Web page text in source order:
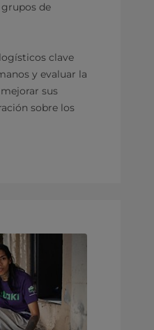
de
clave
y evaluar la
sus
sobre los